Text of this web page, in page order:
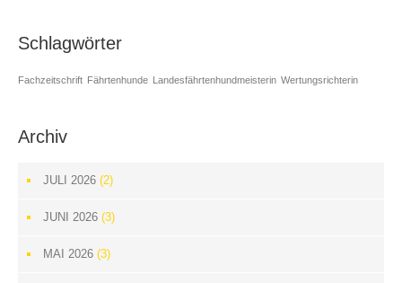
Schlagwörter
Fachzeitschrift Fährtenhunde Landesfährtenhundmeisterin Wertungsrichterin
Archiv
JULI 2026 (2)
JUNI 2026 (3)
MAI 2026 (3)